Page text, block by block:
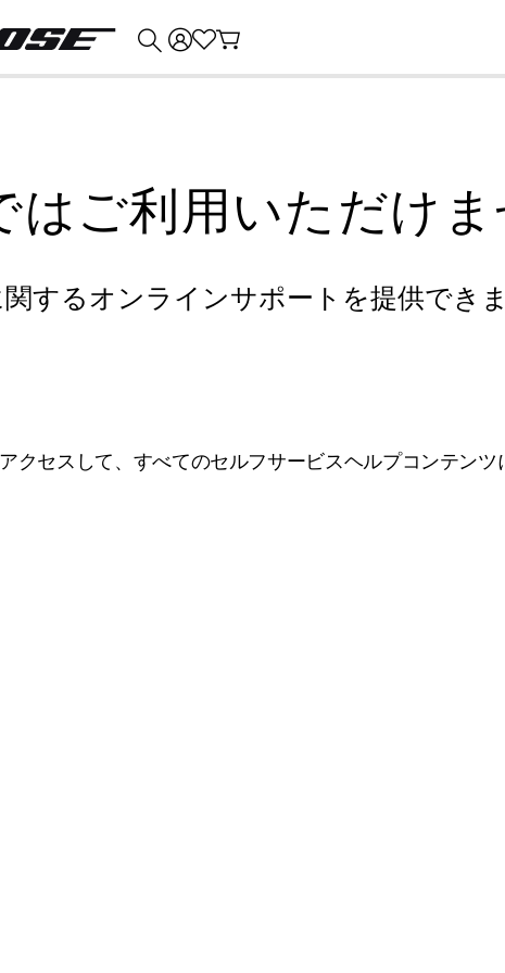
はご利用いただけま
するオンラインサポートを提供できま
セスして、すべてのセルフサービスヘルプコンテンツ